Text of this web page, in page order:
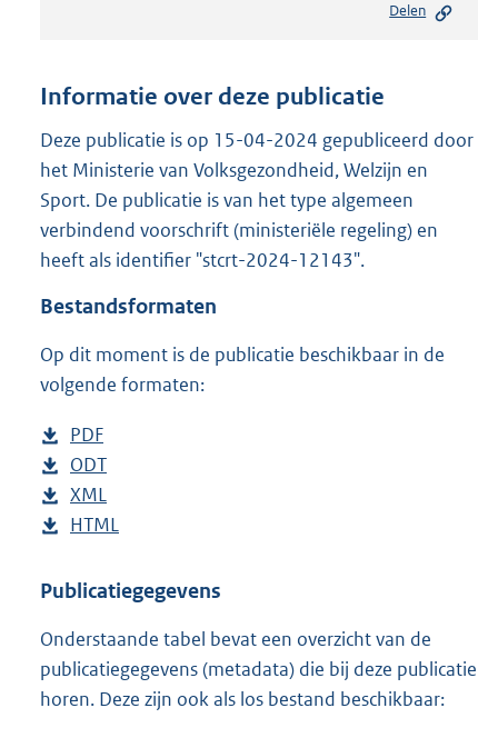
n
s
g
r
o
o
t
Delen
Informatie over deze publicatie
Deze publicatie is op 15-04-2024 gepubliceerd door
het Ministerie van Volksgezondheid, Welzijn en
Sport. De publicatie is van het type algemeen
verbindend voorschrift (ministeriële regeling) en
heeft als identifier "stcrt-2024-12143".
Bestandsformaten
Op dit moment is de publicatie beschikbaar in de
volgende formaten:
D
o
w
n
o
d
p
u
PDF
e
s
t
n
s
g
r
D
o
w
l
a
d
p
ODT
s
a
d
s
g
D
o
n
o
a
d
XML
e
t
n
d
s
D
w
l
o
a
HTML
s
a
n
d
Publicatiegegevens
Onderstaande tabel bevat een overzicht van de
publicatiegegevens (metadata) die bij deze publicatie
horen. Deze zijn ook als los bestand beschikbaar: